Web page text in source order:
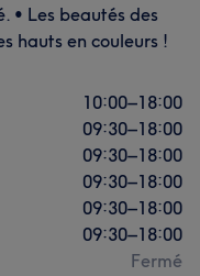
• Les beautés des
hauts en couleurs !
10:00–18:00
09:30–18:00
09:30–18:00
09:30–18:00
09:30–18:00
09:30–18:00
Fermé